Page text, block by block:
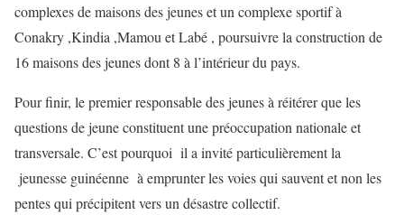
complexes de maisons des jeunes et un complexe sportif à
Conakry ,Kindia ,Mamou et Labé , poursuivre la construction de
16 maisons des jeunes dont 8 à l’intérieur du pays.
Pour finir, le premier responsable des jeunes à réitérer que les
questions de jeune constituent une préoccupation nationale et
transversale. C’est pourquoi il a invité particulièrement la
jeunesse guinéenne à emprunter les voies qui sauvent et non les
pentes qui précipitent vers un désastre collectif.